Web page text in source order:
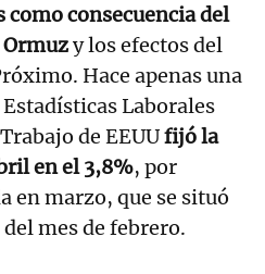
consecuencia del
y los efectos del
Hace apenas una
Laborales
de EEUUfijó la
en el 3,8%, por
en marzo, que se situó
mes de febrero.